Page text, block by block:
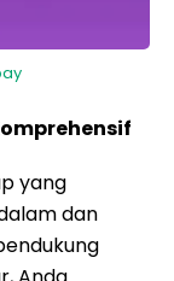
yang
dan